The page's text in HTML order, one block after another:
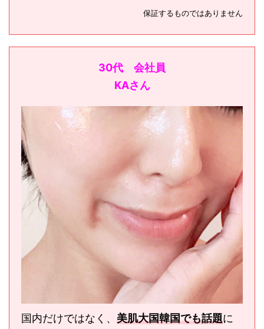
保証するものではありません
30代 会社員
KAさん
国内だけではなく、 美肌大国韓国でも話題に